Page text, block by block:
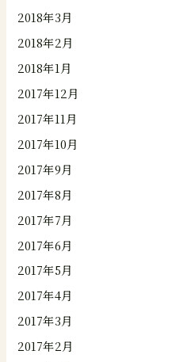
2018年3月
2018年2月
2018年1月
2017年12月
2017年11月
2017年10月
2017年9月
2017年8月
2017年7月
2017年6月
2017年5月
2017年4月
2017年3月
2017年2月